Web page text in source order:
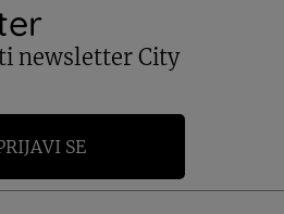
newsletter City
SE